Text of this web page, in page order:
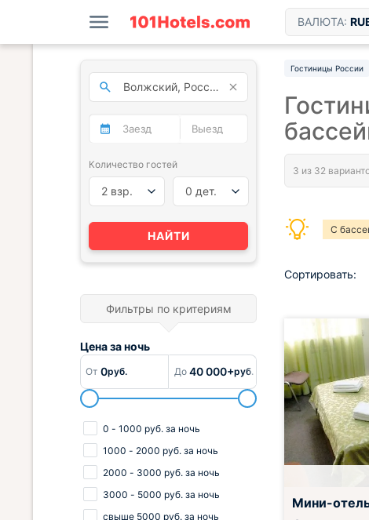
ВАЛЮТА:
Гостиницы России
С
Сортировать:
Мини-
Количество гостей
2 взр. 0 дет.
НАЙТИ
Фильтры по критериям
Цена заночь
От 0руб. До 40 000+руб.
0 - 1000 руб. за ночь
1000 - 2000 руб. за ночь
2000 - 3000 руб. за ночь
3000 - 5000 руб. за ночь
свыше 5000 руб. за ночь